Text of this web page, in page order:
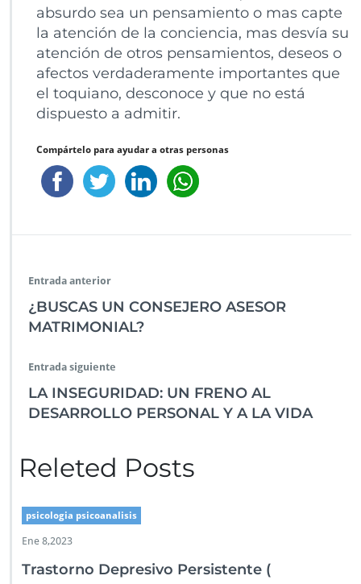
absurdo sea un pensamiento o mas capte
la atención de la conciencia, mas desvía su
atención de otros pensamientos, deseos o
afectos verdaderamente importantes que
el toquiano, desconoce y que no está
dispuesto a admitir.
Compártelo para ayudar a otras personas
Entrada anterior
¿BUSCAS UN CONSEJERO ASESOR
MATRIMONIAL?
Entrada siguiente
LA INSEGURIDAD: UN FRENO AL
DESARROLLO PERSONAL Y A LA VIDA
Releted Posts
psicologia psicoanalisis
Ene 8,2023
Trastorno Depresivo Persistente (